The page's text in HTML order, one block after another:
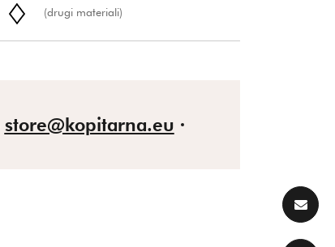
(drugi materiali)
store@kopitarna.eu